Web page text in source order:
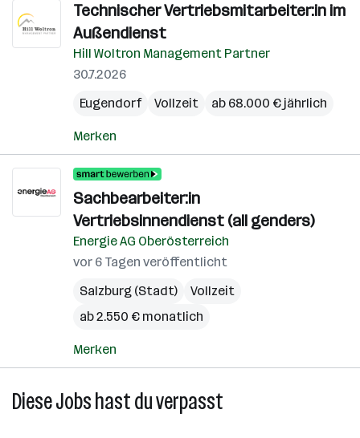
Technischer Vertriebsmitarbeiter:in im
Außendienst
Hill Woltron Management Partner
30.7.2026
Eugendorf
Vollzeit ab 68.000 € jährlich
Merken
Sachbearbeiter:in
Vertriebsinnendienst (all genders)
Energie AG Oberösterreich
vor 6 Tagen veröffentlicht
Salzburg (Stadt)
Vollzeit
ab 2.550 € monatlich
Merken
Diese Jobs hast du verpasst